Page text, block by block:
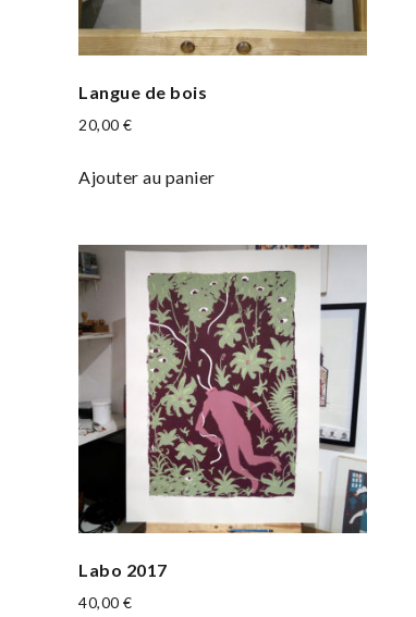
Langue de bois
20,00 €
Ajouter au panier
Labo 2017
40,00 €